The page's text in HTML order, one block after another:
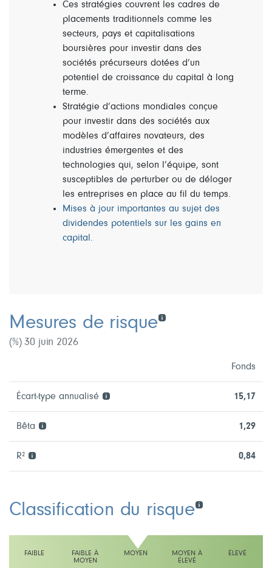
Ces stratégies couvrent les cadres de
placements traditionnels comme les
secteurs, pays et capitalisations
boursières pour investir dans des
sociétés précurseurs dotées d’un
potentiel de croissance du capital à long
terme.
Stratégie d’actions mondiales conçue
pour investir dans des sociétés aux
modèles d’affaires novateurs, des
industries émergentes et des
technologies qui, selon l’équipe, sont
susceptibles de perturber ou de déloger
les entreprises en place au fil du temps.
Mises à jour importantes au sujet des
dividendes potentiels sur les gains en
capital.
Mesures de risque
(%) 30 juin 2026
Fonds
Écart-type annualisé 15,17
Bêta 1,29
R² 0,84
Classification du risque
FAIBLE
FAIBLE À
MOYEN
MOYEN
MOYEN À
ÉLEVÉ
ÉLEVÉ